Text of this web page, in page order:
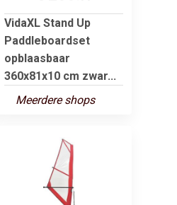
VidaXL Stand Up
Paddleboardset
opblaasbaar
360x81x10 cm zwar...
Meerdere shops